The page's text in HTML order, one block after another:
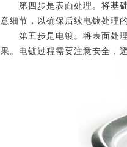
第四步是表面处理。将基础
意细节，以确保后续电镀处理的
第五步是电镀。将表面处理
果。电镀过程需要注意安全，